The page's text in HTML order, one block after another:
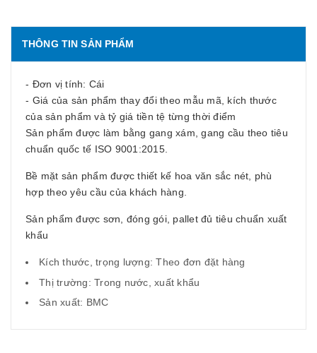
THÔNG TIN SẢN PHẨM
- Đơn vị tính: Cái
- Giá của sản phẩm thay đổi theo mẫu mã, kích thước
của sản phẩm và tỷ giá tiền tệ từng thời điểm
Sản phẩm được làm bằng gang xám, gang cầu theo tiêu
chuẩn quốc tế ISO 9001:2015.
Bề mặt sản phẩm được thiết kế hoa văn sắc nét, phù
hợp theo yêu cầu của khách hàng.
Sản phẩm được sơn, đóng gói, pallet đủ tiêu chuẩn xuất
khẩu
Kích thước, trọng lượng: Theo đơn đặt hàng
Thị trường: Trong nước, xuất khẩu
Sản xuất: BMC